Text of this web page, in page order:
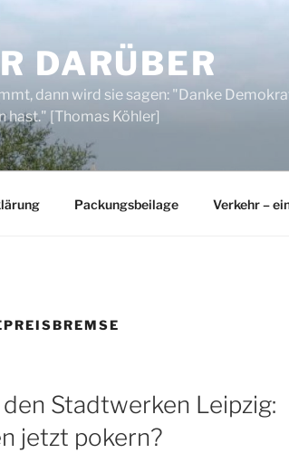
DARÜBER
dann wird sie sagen: "Danke
hast." [Thomas Köhler]
Packungsbeilage Verkehr –
Stadtwerken Leipzig:
jetzt pokern?